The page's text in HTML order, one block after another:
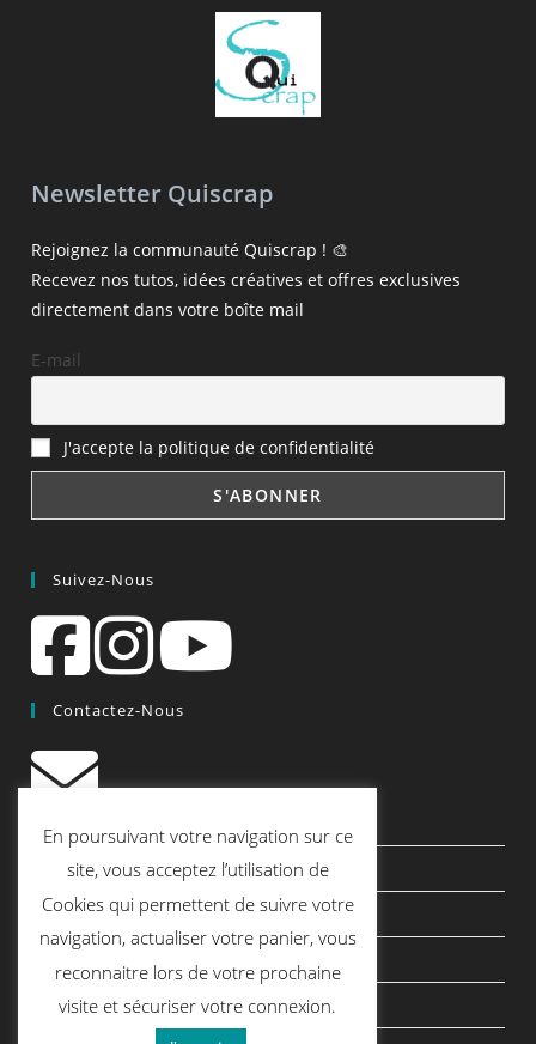
Newsletter Quiscrap
Rejoignez la communauté Quiscrap ! 🎨
Recevez nos tutos, idées créatives et offres exclusives
directement dans votre boîte mail
E-mail
J'accepte la politique de confidentialité
Suivez-Nous
Contactez-Nous
contact@quiscrap.fr
Les Fiches Techniques et les Tutos
Le Blog
Conditions générales de vente
Mentions légales
En poursuivant votre navigation sur ce
site, vous acceptez l’utilisation de
Cookies qui permettent de suivre votre
navigation, actualiser votre panier, vous
reconnaitre lors de votre prochaine
visite et sécuriser votre connexion.